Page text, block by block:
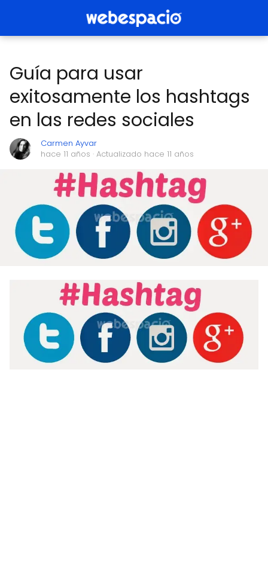
Guía para usar
exitosamente los hashtags
en las redes sociales
Carmen Ayvar
hace 11 años · Actualizado hace 11 años